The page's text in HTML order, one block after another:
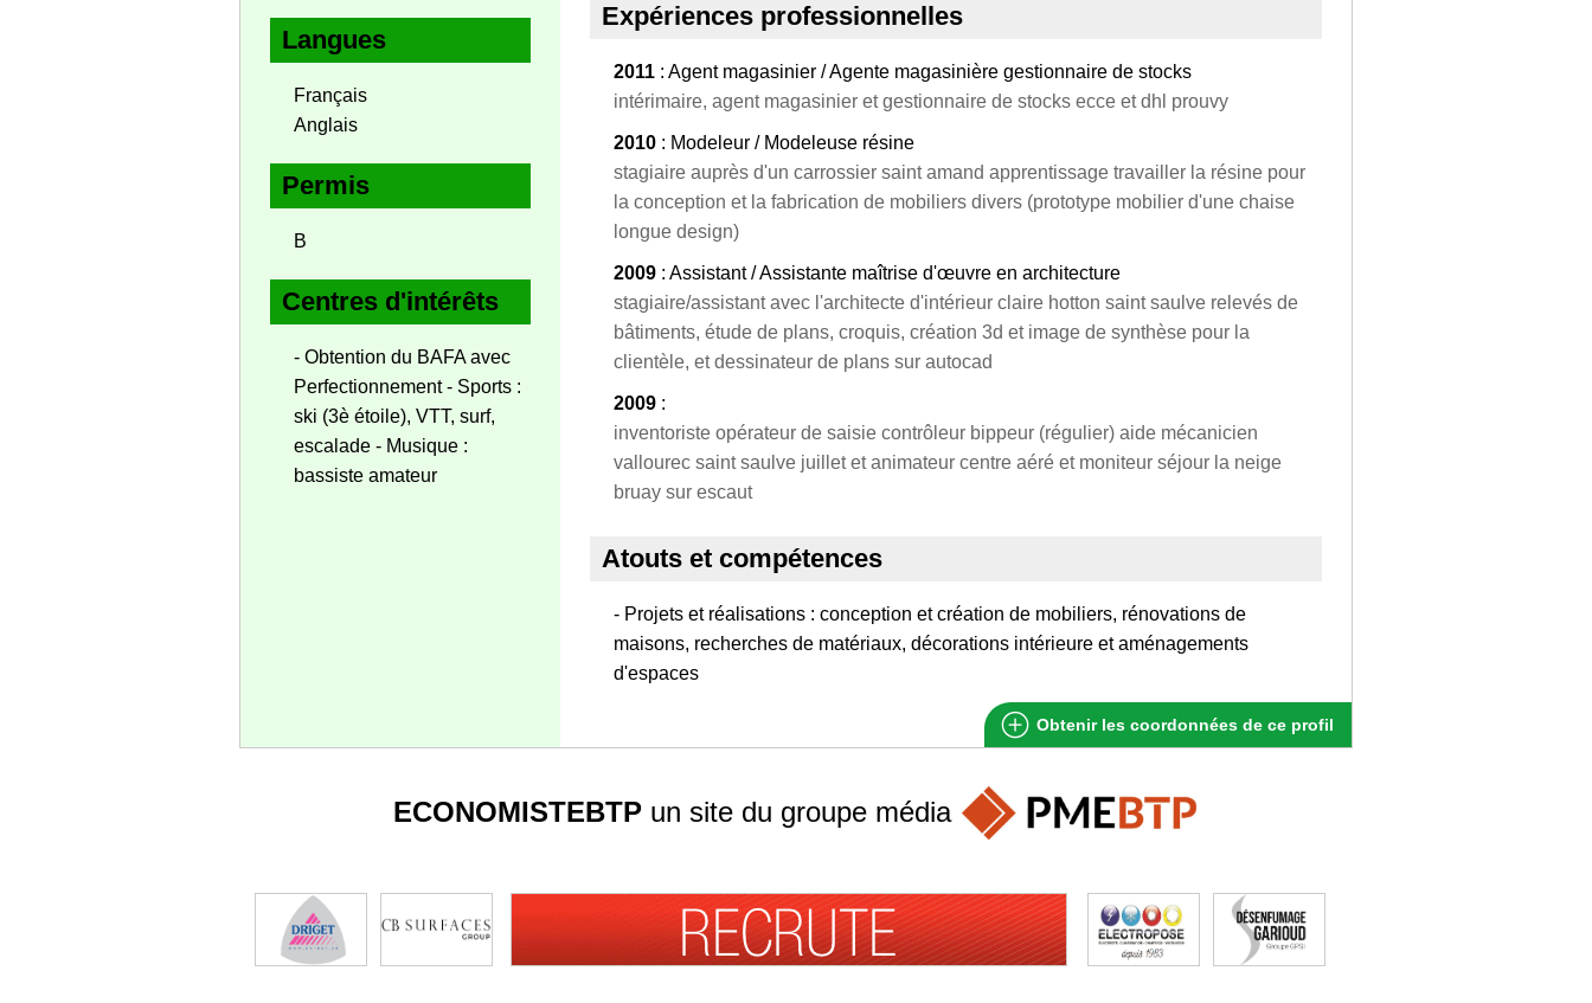
Langues
Français
Anglais
Permis
B
Centres d'intérêts
- Obtention du BAFA avec
Perfectionnement - Sports :
ski (3è étoile), VTT, surf,
escalade - Musique :
bassiste amateur
Expériences professionnelles
2011 : Agent magasinier / Agente magasinière gestionnaire de stocks
intérimaire, agent magasinier et gestionnaire de stocks ecce et dhl prouvy
2010 : Modeleur / Modeleuse résine
stagiaire auprès d'un carrossier saint amand apprentissage travailler la résine pour
la conception et la fabrication de mobiliers divers (prototype mobilier d'une chaise
longue design)
2009 : Assistant / Assistante maîtrise d'œuvre en architecture
stagiaire/assistant avec l'architecte d'intérieur claire hotton saint saulve relevés de
bâtiments, étude de plans, croquis, création 3d et image de synthèse pour la
clientèle, et dessinateur de plans sur autocad
2009 :
inventoriste opérateur de saisie contrôleur bippeur (régulier) aide mécanicien
vallourec saint saulve juillet et animateur centre aéré et moniteur séjour la neige
bruay sur escaut
Atouts et compétences
- Projets et réalisations : conception et création de mobiliers, rénovations de
maisons, recherches de matériaux, décorations intérieure et aménagements
d'espaces
Obtenir les coordonnées de ce profil
ECONOMISTEBTPun site du groupe média